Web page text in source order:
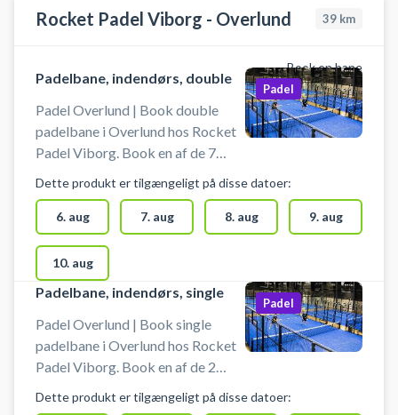
Rocket Padel Viborg - Overlund 39 km
Book en bane
Padelbane, indendørs, double
Padel Overlund | Book double
padelbane i Overlund hos Rocket
Padel Viborg. Book en af de 7
padel i Overlund ved Rocket Padel
Viborg padelcenter på Asmild
Mark 1, 8800 Viborg - tidl.
Viborg Padel Overlund. Centret
byder på 9 indendørs padelbaner,
7 double- og 2 singlebaner.
Parkering er gratis ved booking af
padel hos Rocket Padel Overlund i
Viborg. Det er muligt at leje bat
Viborg Padel Overlund hedder nu
Padel
Dette produkt er tilgængeligt på disse datoer:
6. aug 7. aug 8. aug 9. aug
10. aug
Padelbane, indendørs, single
Padel Overlund | Book single
padelbane i Overlund hos Rocket
Padel Viborg. Book en af de 2
padel tennis i Overlund ved
Padel
Dette produkt er tilgængeligt på disse datoer: